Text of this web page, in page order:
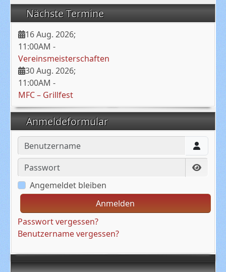
Nächste Termine
16 Aug. 2026;
11:00AM -
Vereinsmeisterschaften
30 Aug. 2026;
11:00AM -
MFC – Grillfest
Anmeldeformular
Benutzername
Passwort
Angemeldet bleiben
Anmelden
Passwort vergessen?
Benutzername vergessen?